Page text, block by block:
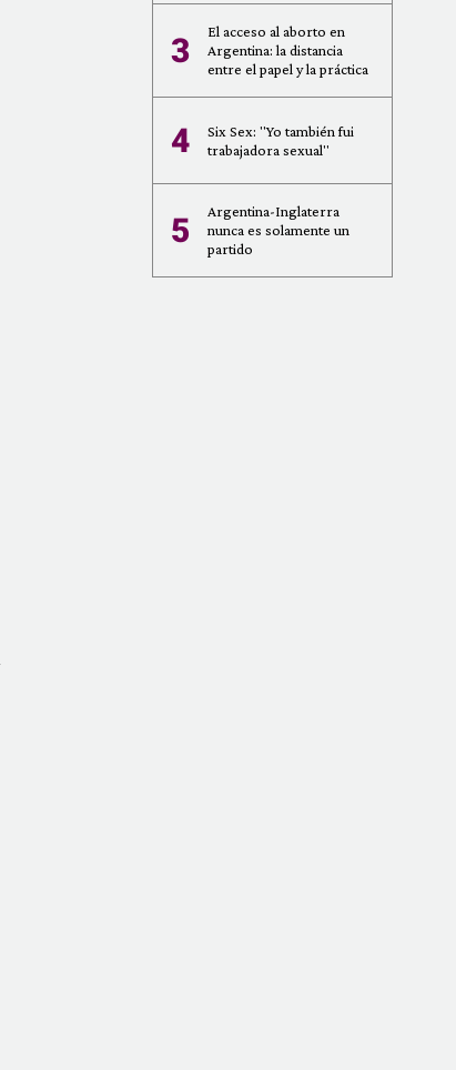
3
El acceso al aborto en
Argentina: la distancia
entre el papel y la práctica
4
Six Sex: "Yo también fui
trabajadora sexual"
5
Argentina-Inglaterra
nunca es solamente un
partido